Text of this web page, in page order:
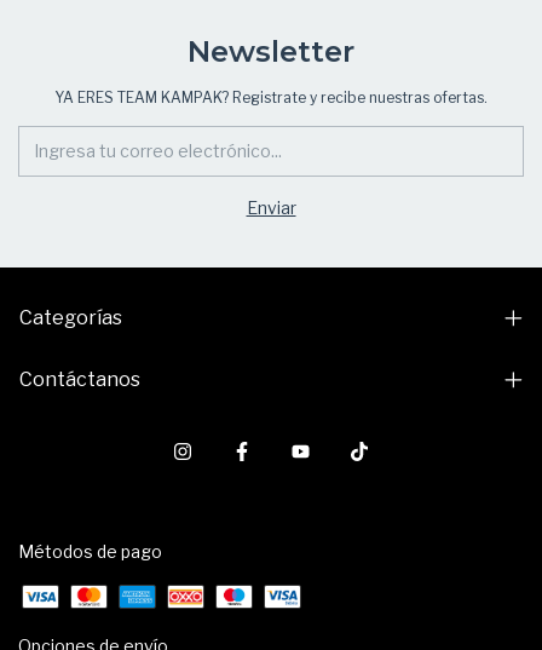
Newsletter
YA ERES TEAM KAMPAK? Registrate y recibe nuestras ofertas.
Categorías
Contáctanos
Métodos de pago